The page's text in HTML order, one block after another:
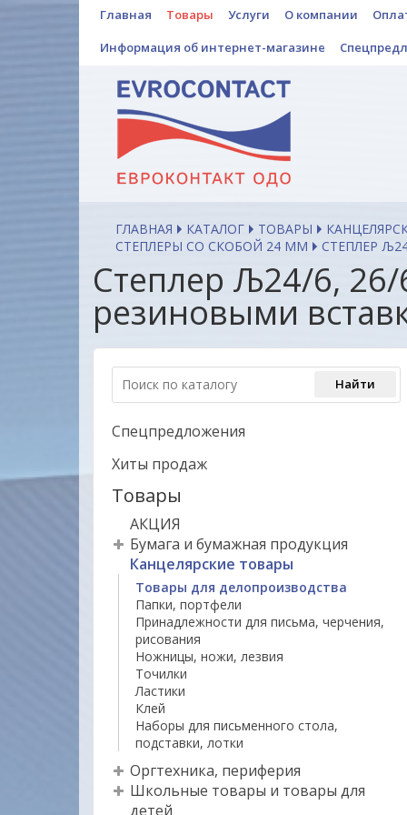
Главная Товары Услуги О компании
Информация об интернет-магазине
ГЛАВНАЯ КАТАЛОГ ТОВАРЫ
СТЕПЛЕРЫ СО СКОБОЙ 24 ММ
СТЕПЛЕР
Степлер Љ24/6, 26/
резиновыми
Спецпредложения
Хиты продаж
Товары
АКЦИЯ
Бумага и бумажная продукция
Канцелярские товары
Товары для делопроизводства
Папки, портфели
Принадлежности для письма, черчения,
рисования
Ножницы, ножи, лезвия
Точилки
Ластики
Клей
Наборы для письменного стола,
подставки, лотки
Оргтехника, периферия
Школьные товары и товары для
детей